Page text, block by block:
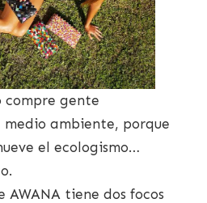
compre gente
ambiente, porque
el ecologismo…
AWANA tiene dos focos